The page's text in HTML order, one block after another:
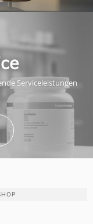
Serviceleistungen